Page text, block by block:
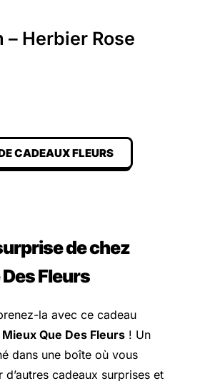
– Herbier Rose
CADEAUX FLEURS
de chez
Fleurs
la avec ce cadeau
Mieux Que Des Fleurs ! Un
dans une boîte où vous
cadeaux surprises et